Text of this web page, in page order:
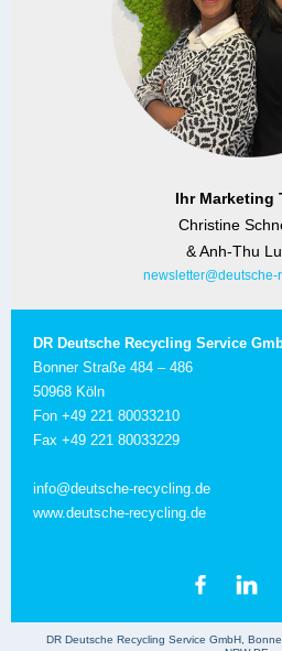
Ihr Marketing
Christine
& Anh-Thu
newsletter@deutsche-
DR Deutsche Recycling Service
Bonner Straße 484 – 486
50968 Köln
Fon +49 221 80033210
Fax +49 221 80033229
info@deutsche-recycling.de
www.deutsche-recycling.de
DR Deutsche Recycling Service GmbH,